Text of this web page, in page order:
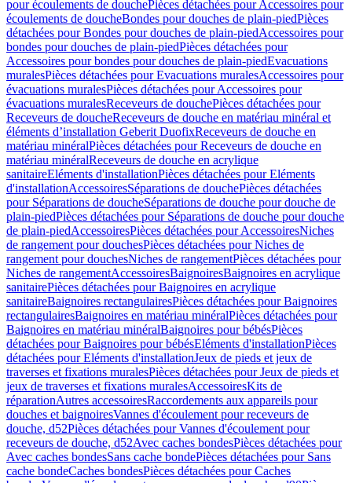
pour écoulements de douchePièces détachées pour Accessoires pour
écoulements de doucheBondes pour douches de plain-piedPièces
détachées pour Bondes pour douches de plain-piedAccessoires pour
bondes pour douches de plain-piedPièces détachées pour
Accessoires pour bondes pour douches de plain-piedEvacuations
muralesPièces détachées pour Evacuations muralesAccessoires pour
évacuations muralesPièces détachées pour Accessoires pour
évacuations muralesReceveurs de douchePièces détachées pour
Receveurs de doucheReceveurs de douche en matériau minéral et
éléments d’installation Geberit DuofixReceveurs de douche en
matériau minéralPièces détachées pour Receveurs de douche en
matériau minéralReceveurs de douche en acrylique
sanitaireEléments d'installationPièces détachées pour Eléments
d'installationAccessoiresSéparations de douchePièces détachées
pour Séparations de doucheSéparations de douche pour douche de
plain-piedPièces détachées pour Séparations de douche pour douche
de plain-piedAccessoiresPièces détachées pour AccessoiresNiches
de rangement pour douchesPièces détachées pour Niches de
rangement pour douchesNiches de rangementPièces détachées pour
Niches de rangementAccessoiresBaignoiresBaignoires en acrylique
sanitairePièces détachées pour Baignoires en acrylique
sanitaireBaignoires rectangulairesPièces détachées pour Baignoires
rectangulairesBaignoires en matériau minéralPièces détachées pour
Baignoires en matériau minéralBaignoires pour bébésPièces
détachées pour Baignoires pour bébésEléments d'installationPièces
détachées pour Eléments d'installationJeux de pieds et jeux de
traverses et fixations muralesPièces détachées pour Jeux de pieds et
jeux de traverses et fixations muralesAccessoiresKits de
réparationAutres accessoiresRaccordements aux appareils pour
douches et baignoiresVannes d'écoulement pour receveurs de
douche, d52Pièces détachées pour Vannes d'écoulement pour
receveurs de douche, d52Avec caches bondesPièces détachées pour
Avec caches bondesSans cache bondePièces détachées pour Sans
cache bondeCaches bondesPièces détachées pour Caches